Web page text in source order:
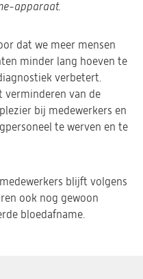
apparaat.
dat we meer mensen
minder lang hoeven te
verbetert.
verminderen van de
bij medewerkers en
te werven en te
blijft volgens
ook nog gewoon
bloedafname.